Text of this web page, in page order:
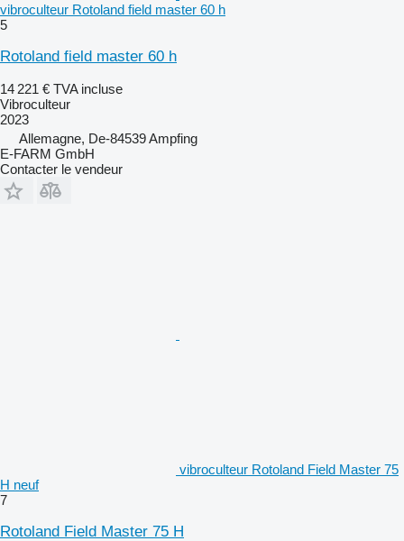
vibroculteur Rotoland field master 60 h
5
Rotoland field master 60 h
14 221 € TVA incluse
Vibroculteur
2023
Allemagne, De-84539 Ampfing
E-FARM GmbH
Contacter le vendeur
vibroculteur Rotoland Field Master 75
H neuf
7
Rotoland Field Master 75 H